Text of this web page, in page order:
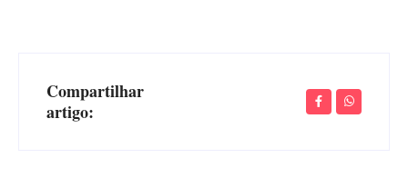
Compartilhar
artigo: